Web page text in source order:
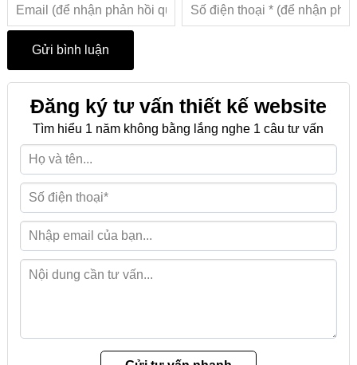
Đăng ký tư vấn thiết kế website
Tìm hiểu 1 năm không bằng lắng nghe 1 câu tư vấn